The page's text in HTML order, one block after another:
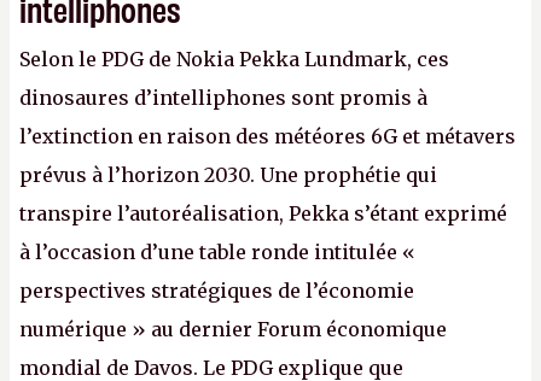
Selon le PDG de Nokia Pekka Lundmark, ces
dinosaures d’intelliphones sont promis à
l’extinction en raison des météores 6G et métavers
prévus à l’horizon 2030. Une prophétie qui
transpire l’autoréalisation, Pekka s’étant exprimé
à l’occasion d’une table ronde intitulée «
perspectives stratégiques de l’économie
numérique » au dernier Forum économique
mondial de Davos. Le PDG explique que